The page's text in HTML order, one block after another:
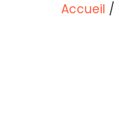
Accueil /